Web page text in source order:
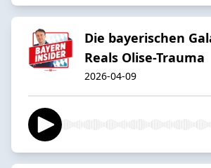
Die bayerischen
Reals Olise-Trauma
2026-04-09